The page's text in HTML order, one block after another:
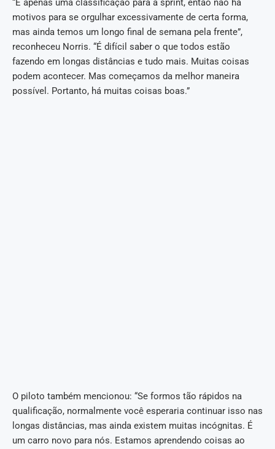
“É apenas uma classificação para a sprint, então não há
motivos para se orgulhar excessivamente de certa forma,
mas ainda temos um longo final de semana pela frente”,
reconheceu Norris. “É difícil saber o que todos estão
fazendo em longas distâncias e tudo mais. Muitas coisas
podem acontecer. Mas começamos da melhor maneira
possível. Portanto, há muitas coisas boas.”
O piloto também mencionou: “Se formos tão rápidos na
qualificação, normalmente você esperaria continuar isso nas
longas distâncias, mas ainda existem muitas incógnitas. É
um carro novo para nós. Estamos aprendendo coisas ao